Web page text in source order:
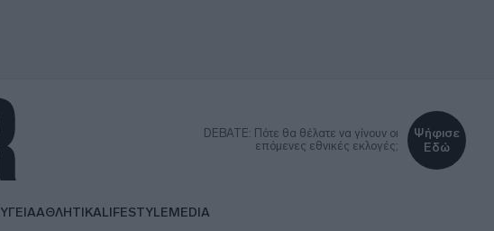
DEBATE: Πότε θα θέλατε να γίνουν οι
επόμενες εθνικές εκλογές;
Ψήφισε
Εδώ
ΥΓΕΙΑΑΘΛΗΤΙΚΑLIFESTYLEMEDIA